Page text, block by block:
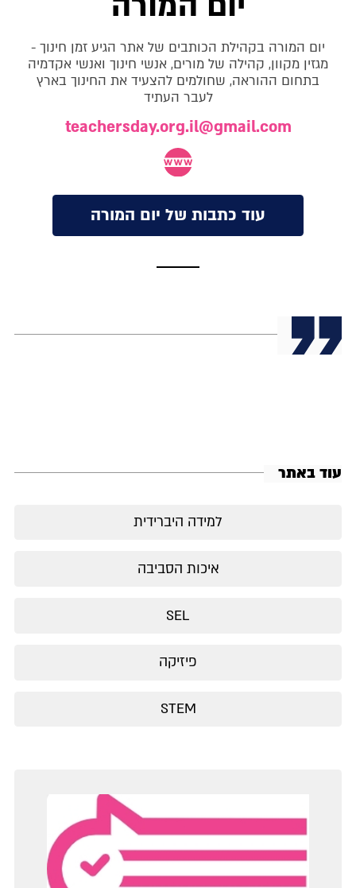
יום המורה בקהילת הכותבים של אתר הגיע זמן חינוך -
מגזין מקוון, קהילה של מורים, אנשי חינוך ואנשי אקדמיה
בתחום ההוראה, שחולמים להצעיד את החינוך בארץ
לעבר העתיד
teachersday.org.il@gmail.com
עוד כתבות של יום המורה
עוד באתר
למידה היברידית
איכות הסביבה
SEL
פיזיקה
STEM